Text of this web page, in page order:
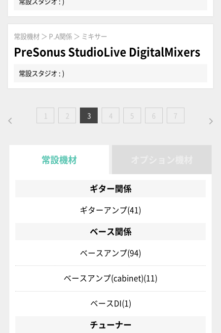
常設機材 ＞ P.A関係 ＞ ミキサー
PreSonus StudioLive DigitalMixers
常設スタジオ : )
1 2 3 4 5 6 7
常設機材
ギター関係
ギターアンプ(41)
ベース関係
ベースアンプ(94)
ベースアンプ(cabinet)(11)
ベースDI(1)
チューナー